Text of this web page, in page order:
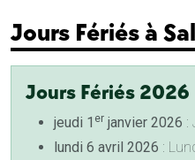
Jours Fériés à
Jours Fériés 2026
jeudi 1 er janvier 2026 :
lundi 6 avril 2026 :